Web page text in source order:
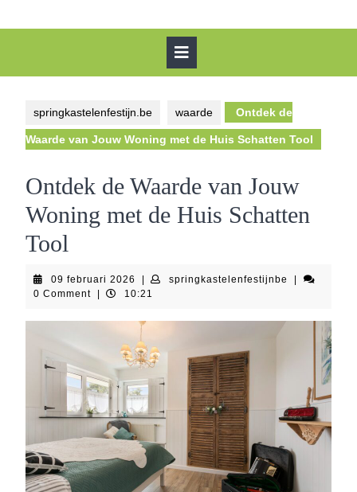
springkastelenfestijn.be waarde Ontdek de
Waarde van Jouw Woning met de Huis Schatten Tool
Ontdek de Waarde van Jouw
Woning met de Huis Schatten
Tool
09 februari 2026 09
februari
springkastelenfestijnbe
0 Comment
10:21